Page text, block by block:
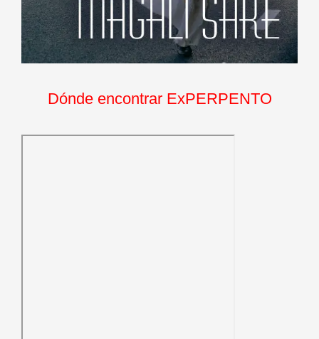
Dónde encontrar ExPERPENTO